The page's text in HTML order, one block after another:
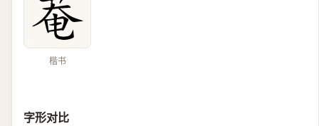
楷书
字形对比